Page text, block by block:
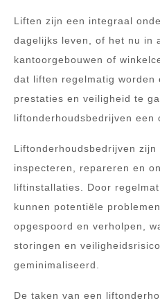
Liften zijn een integraal
dagelijks leven, of het nu in
kantoorgebouwen of
dat liften regelmatig worden
prestaties en veiligheid te
liftonderhoudsbedrijven een
Liftonderhoudsbedrijven
inspecteren, repareren en
liftinstallaties. Door
kunnen potentiële
opgespoord en verholpen,
storingen en
geminimaliseerd.
De taken van een